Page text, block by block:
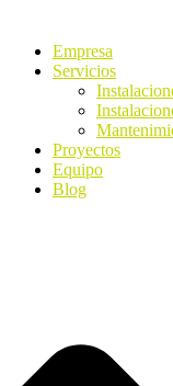
Empresa
Servicios
Proyectos
Equipo
Blog